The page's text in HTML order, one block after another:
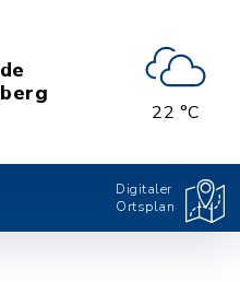
22 °C
Digitaler
Ortsplan